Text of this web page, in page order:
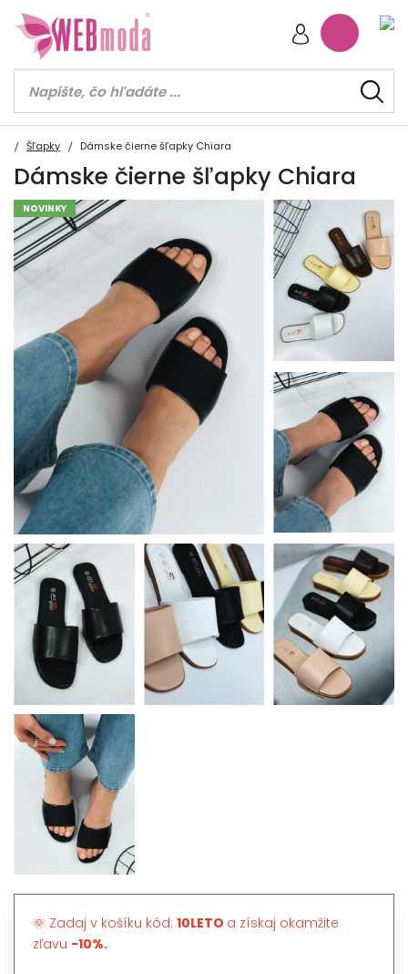
Šľapky Dámske čierne šľapky Chiara
Dámske čierne šľapky Chiara
NOVINKY
🌞 Zadaj v košíku kód: 10LETO a získaj okamžite
zľavu -10%.